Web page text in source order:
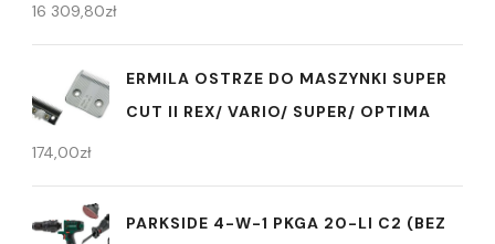
16 309,80zł
ERMILA OSTRZE DO MASZYNKI SUPER
CUT II REX/ VARIO/ SUPER/ OPTIMA
174,00zł
PARKSIDE 4-W-1 PKGA 20-LI C2 (BEZ